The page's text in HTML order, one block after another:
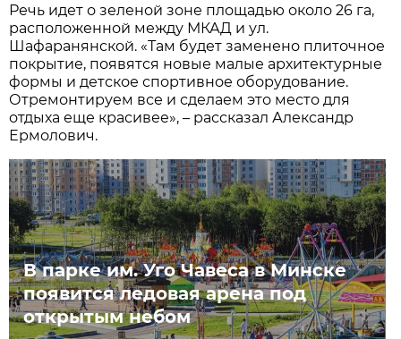
Речь идет о зеленой зоне площадью около 26 га,
расположенной между МКАД и ул.
Шафаранянской. «Там будет заменено плиточное
покрытие, появятся новые малые архитектурные
формы и детское спортивное оборудование.
Отремонтируем все и сделаем это место для
отдыха еще красивее», – рассказал Александр
Ермолович.
В парке им. Уго Чавеса в Минске
появится ледовая арена под
открытым небом